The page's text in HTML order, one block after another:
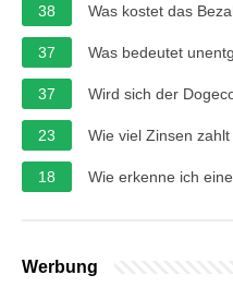
38 Was kostet das
37 Was bedeutet
37 Wird sich der
23 Wie viel Zinsen
18 Wie erkenne ich
Werbung